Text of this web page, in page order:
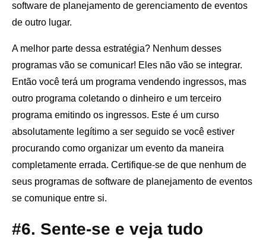
software de planejamento de gerenciamento de eventos
de outro lugar.
A melhor parte dessa estratégia? Nenhum desses
programas vão se comunicar! Eles não vão se integrar.
Então você terá um programa vendendo ingressos, mas
outro programa coletando o dinheiro e um terceiro
programa emitindo os ingressos. Este é um curso
absolutamente legítimo a ser seguido se você estiver
procurando como organizar um evento da maneira
completamente errada. Certifique-se de que nenhum de
seus programas de software de planejamento de eventos
se comunique entre si.
#6. Sente-se e veja tudo